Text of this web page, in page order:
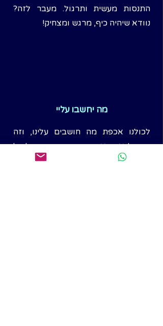
התנסות מעשית ותרגול. מעבר לזה?
נוודא שיהיה כיף, מרגש ומצחיק!
מה יחשבו עליי
לכולנו אכפת מה חושבים עלינו, וזה
סבבה! אני כאן כדי שנעבוד יחד על כל
האזורים שעליהם ניתן להשפיע בנוגע